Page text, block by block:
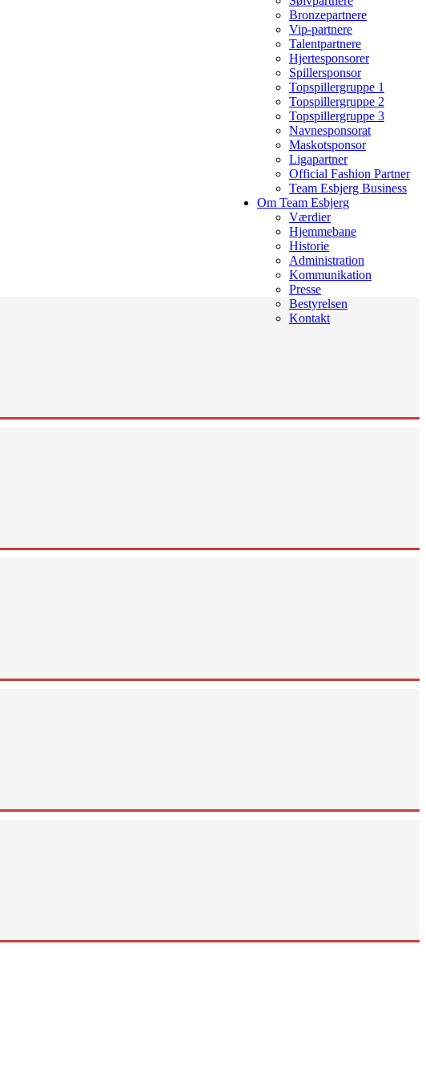
Bronzepartnere
Vip-partnere
Talentpartnere
Hjertesponsorer
Spillersponsor
Topspillergruppe 1
Topspillergruppe 2
Topspillergruppe 3
Navnesponsorat
Maskotsponsor
Ligapartner
Official Fashion Partner
Team Esbjerg Business
Om Team Esbjerg
Værdier
Hjemmebane
Historie
Administration
Kommunikation
Presse
Bestyrelsen
Kontakt